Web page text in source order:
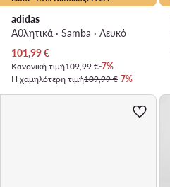
adidas
Αθλητικά · Samba · Λευκό
Τρέχουσα τιμή
101,99€
Κανονική τιμή109,99 €-7%
Η χαμηλότερη τιμή109,99 €-7%